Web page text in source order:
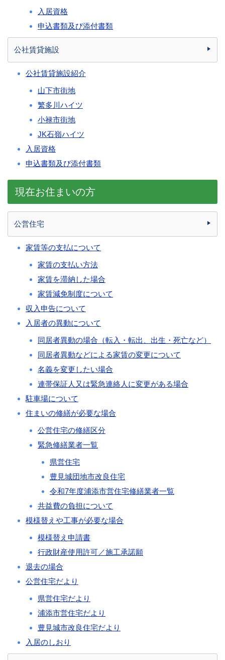
入居資格
申込書類及び添付書類
公社賃貸施設
公社賃貸施設紹介
山下市街地
繁多川ハイツ
小禄市街地
JK石嶺ハイツ
入居資格
申込書類及び添付書類
現在お住まいの方
公営住宅
家賃等の支払について
家賃の支払い方法
家賃を滞納した場合
家賃減免制度について
収入申告について
入居者の異動について
同居者異動の場合（転入・転出、出生・死亡など）
同居者異動などによる家賃の変更について
名義を変更したい場合
連帯保証人又は緊急連絡人に変更がある場合
駐車場について
住まいの修繕が必要な場合
公営住宅の修繕区分
緊急修繕業者一覧
県営住宅
豊見城団地市改良住宅
令和7年度浦添市営住宅修繕業者一覧
共益費の負担について
模様替えや工事が必要な場合
模様替え申請書
行政財産使用許可／施工承諾願
退去の場合
公営住宅だより
県営住宅だより
浦添市営住宅だより
豊見城市改良住宅だより
入居のしおり